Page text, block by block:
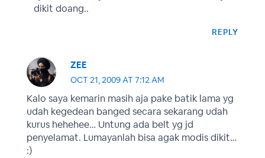
dikit doang..
REPLY
ZEE
OCT 21, 2009 AT 7:12 AM
Kalo saya kemarin masih aja pake batik lama yg
udah kegedean banged secara sekarang udah
kurus hehehee… Untung ada belt yg jd
penyelamat. Lumayanlah bisa agak modis dikit…
:)